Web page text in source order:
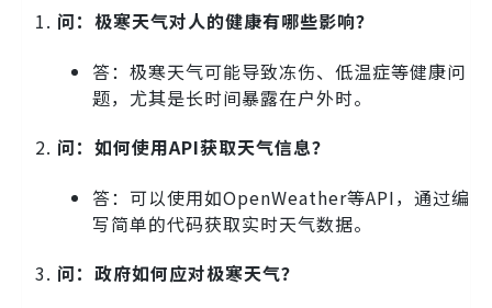
问：极寒天气对人的健康有哪些影响？
答：极寒天气可能导致冻伤、低温症等健康问
题，尤其是长时间暴露在户外时。
问：如何使用API获取天气信息？
答：可以使用如OpenWeather等API，通过编
写简单的代码获取实时天气数据。
问：政府如何应对极寒天气？